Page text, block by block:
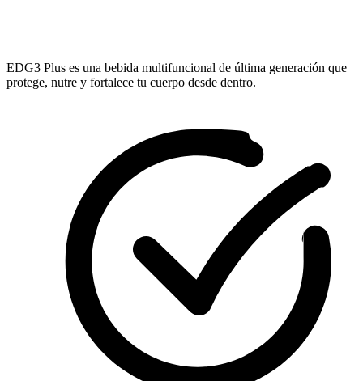
EDG3 Plus es una bebida multifuncional de última generación que
protege, nutre y fortalece tu cuerpo desde dentro.